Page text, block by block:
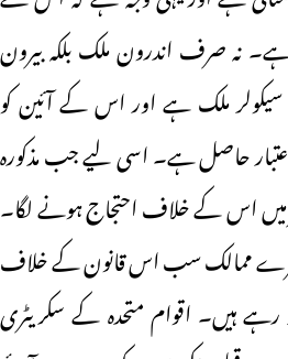
نہ صرف اندرون ملک بلکہ بیرون
ملک ہے اور اس کے آئین کو
حاصل ہے۔ اسی لیے جب مذکورہ
میں اس کے خلاف احتجاج ہونے لگا۔
دوسرے ممالک سب اس قانون کے خلاف
رہے ہیں۔ اقوام متحدہ کے سکریٹری